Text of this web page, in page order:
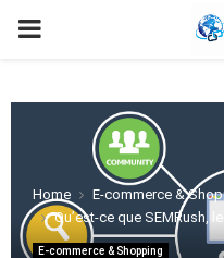
PRIMARY
Home
E-commerce &
Qu’est-ce que SEMRush,
E-commerce & Shopping